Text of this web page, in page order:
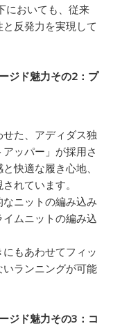
においても、従来
反発力を実現して
ジド魅力その2：プ
た、アディダス独
ッパー」が採用さ
快適な履き心地、
れています。
なニットの編み込み
ムニットの編み込
もあわせてフィッ
いランニングが可能
ジド魅力その3：コ